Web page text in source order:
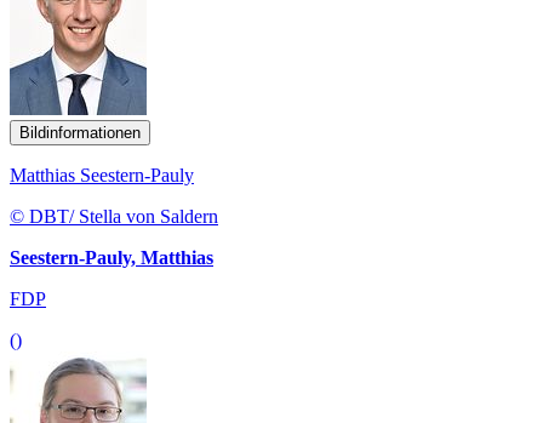
Bildinformationen
Matthias Seestern-Pauly
© DBT/ Stella von Saldern
Seestern-Pauly, Matthias
FDP
()